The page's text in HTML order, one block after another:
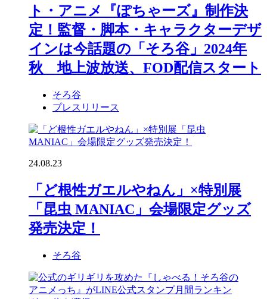
ト・アニメ『ぽちゃーズ』制作決
定！監督・脚本・キャラクターデザ
インは今話題の「そろ谷」2024年
秋 地上波放送、FOD配信スタート
そろ谷
プレスリリース
24.08.23
「ど根性ガエルやねん」×特別展
「昆虫 MANIAC」会場限定グッズ
発売決定！
そろ谷